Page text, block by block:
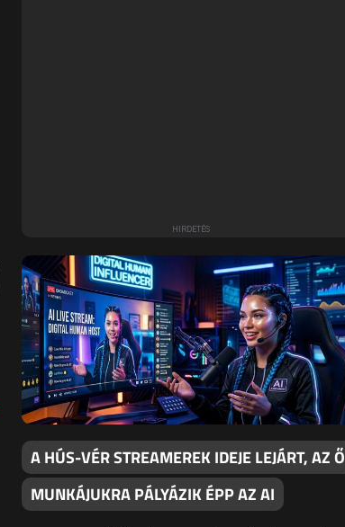
A HÚS-VÉR STREAMEREK IDEJE LEJÁRT, AZ Ő
MUNKÁJUKRA PÁLYÁZIK ÉPP AZ AI